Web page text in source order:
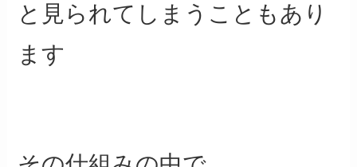
と見られてしまうこともあり
ます